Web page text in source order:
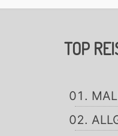
TOP